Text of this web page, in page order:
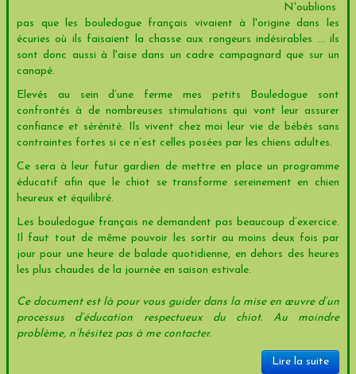
N'oublions
pas que les bouledogue français vivaient à l'origine dans les
écuries où ils faisaient la chasse aux rongeurs indésirables ... ils
sont donc aussi à l'aise dans un cadre campagnard que sur un
canapé.
Elevés au sein d’une ferme mes petits Bouledogue sont
confrontés à de nombreuses stimulations qui vont leur assurer
confiance et sérénité. Ils vivent chez moi leur vie de bébés sans
contraintes fortes si ce n’est celles posées par les chiens adultes.
Ce sera à leur futur gardien de mettre en place un programme
éducatif afin que le chiot se transforme sereinement en chien
heureux et équilibré.
Les bouledogue français ne demandent pas beaucoup d’exercice.
Il faut tout de même pouvoir les sortir au moins deux fois par
jour pour une heure de balade quotidienne, en dehors des heures
les plus chaudes de la journée en saison estivale.
Ce document est là pour vous guider dans la mise en œuvre d’un
processus d’éducation respectueux du chiot. Au moindre
problème, n’hésitez pas à me contacter.
Lire la suite